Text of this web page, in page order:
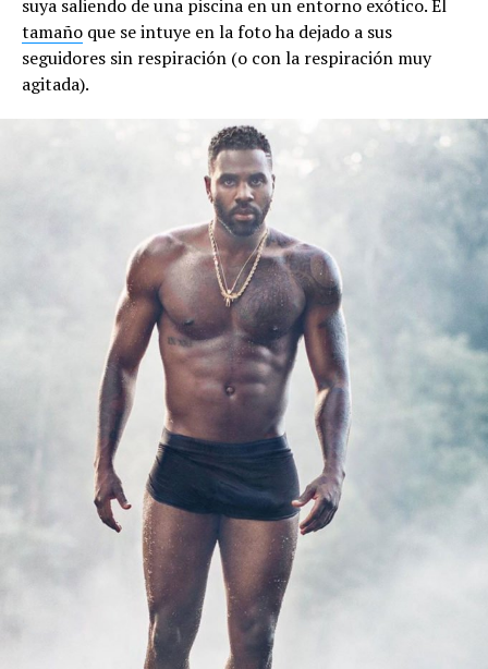
suya saliendo de una piscina en un entorno exótico. El
tamaño que se intuye en la foto ha dejado a sus
seguidores sin respiración (o con la respiración muy
agitada).